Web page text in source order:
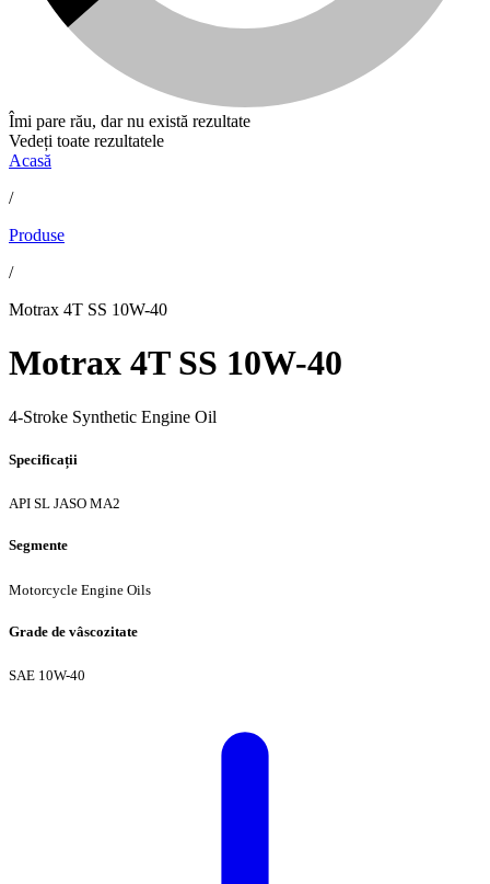
Îmi pare rău, dar nu există rezultate
Vedeți toate rezultatele
Acasă
/
Produse
/
Motrax 4T SS 10W-40
Motrax 4T SS 10W-40
4-Stroke Synthetic Engine Oil
Specificații
API SL JASO MA2
Segmente
Motorcycle Engine Oils
Grade de vâscozitate
SAE 10W-40